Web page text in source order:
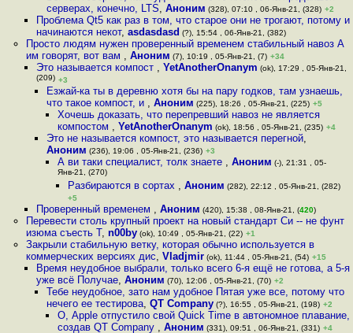
серверах, конечно, LTS,Аноним (328), 07:10 , 06-Янв-21, (328) +2
Проблема Qt5 как раз в том, что старое они не трогают, потому и
начинаются некот, asdasdasd (?), 15:54 , 06-Янв-21, (382)
Просто людям нужен проверенный временем стабильный навоз А
им говорят, вот вам , Аноним (7), 10:19 , 05-Янв-21, (7) +34
Это называется компост , YetAnotherOnanym (ok), 17:29 , 05-Янв-21,
(209) +3
Езжай-ка ты в деревню хотя бы на пару годков, там узнаешь,
что такое компост, и ,Аноним (225), 18:26 , 05-Янв-21, (225) +5
Хочешь доказать, что перепревший навоз не является
компостом , YetAnotherOnanym (ok), 18:56 , 05-Янв-21, (235) +4
Это не называется компост, это называется перегной,
Аноним (236), 19:06 , 05-Янв-21, (236) +3
А ви таки специалист, толк знаете , Аноним (-), 21:31 , 05-
Янв-21, (270)
Разбираются в сортах , Аноним (282), 22:12 , 05-Янв-21, (282)
+5
Проверенный временем , Аноним (420), 15:38 , 08-Янв-21, (420)
Перевести столь крупный проект на новый стандарт Си -- не фунт
изюма съесть Т, n00by(ok), 10:49 , 05-Янв-21, (22) +1
Закрыли стабильную ветку, которая обычно используется в
коммерческих версиях дис, Vladjmir(ok), 11:44 , 05-Янв-21, (54) +15
Время неудобное выбрали, только всего 6-я ещё не готова, а 5-я
уже всё Получае, Аноним (70), 12:06 , 05-Янв-21, (70) +2
Тебе неудобное, зато нам удобное Пятая уже все, потому что
нечего ее тестирова,QT Company (?), 16:55 , 05-Янв-21, (198) +2
О, Apple отпустило свой Quick Time в автономное плавание,
создав QT Company , Аноним (331), 09:51 , 06-Янв-21, (331) +4